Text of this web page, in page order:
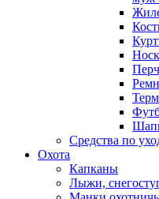
Средства по
Охота
Капканы
Лыжи,